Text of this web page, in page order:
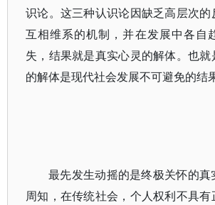
识论。这三种认识论因缺乏高层次的
互相维系的机制，并在发展中各自
失，结果就是真实心灵的解体。也就
的解体是现代社会发展不可避免的结果
最先发生动摇的是终极关怀的
周知，在传统社会，个人权利不具有